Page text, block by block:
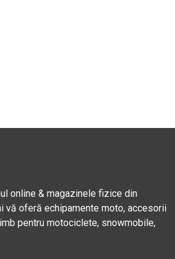
online & magazinele fizice din
vă oferă echipamente moto, accesorii
pentru motociclete, snowmobile,